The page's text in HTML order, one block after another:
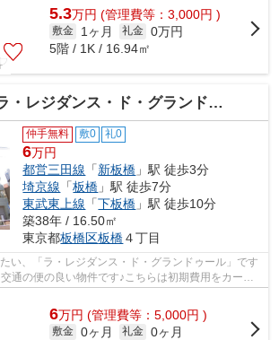
5.3万円 (管理費等：3,000円 )
敷金 1ヶ月 礼金 0万円
5階 / 1K / 16.94㎡
・レジダンス・ド・グランドゥール
仲手無料 敷0 礼0
6万円
都営三田線 「新板橋 」駅 徒歩3分
埼京線 「板橋 」駅 徒歩7分
東武東上線 「下板橋 」駅 徒歩10分
築38年 / 16.50㎡
東京都板橋区板橋４丁目
い、「ラ・レジダンス・ド・グランドゥール」です
通の便の良い物件です♪こちらは初期費用をカード
件です♪造りと...
6万円 (管理費等：5,000円 )
敷金 0ヶ月 礼金 0ヶ月